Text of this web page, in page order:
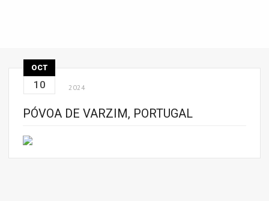
OCT
10 2024
PÓVOA DE VARZIM, PORTUGAL